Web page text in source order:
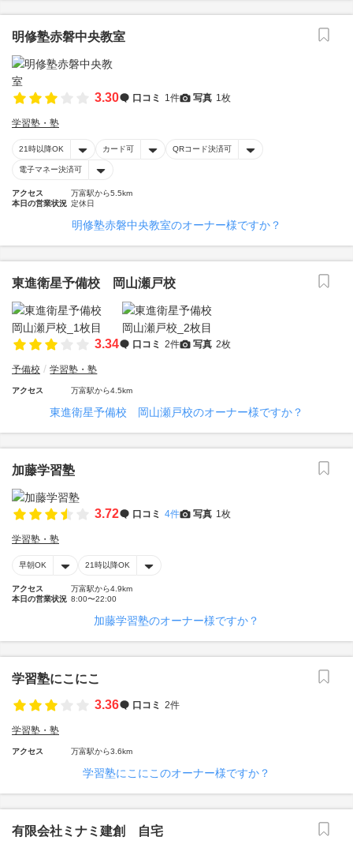
明修塾赤磐中央教室
3.30 口コミ 1件 写真 1枚
学習塾・塾
21時以降OK カード可 QRコード決済可
電子マネー決済可
アクセス
万富駅から5.5km
本日の営業状況 定休日
明修塾赤磐中央教室のオーナー様ですか？
東進衛星予備校 岡山瀬戸校
3.34 口コミ 2件 写真 2枚
予備校 学習塾・塾
アクセス 万富駅から4.5km
東進衛星予備校 岡山瀬戸校のオーナー様ですか？
加藤学習塾
3.72 口コミ 4件 写真 1枚
学習塾・塾
早朝OK 21時以降OK
アクセス
万富駅から4.9km
本日の営業状況 8:00〜22:00
加藤学習塾のオーナー様ですか？
学習塾にこにこ
3.36
口コミ 2件
学習塾・塾
アクセス 万富駅から3.6km
学習塾にこにこのオーナー様ですか？
有限会社ミナミ建創 自宅